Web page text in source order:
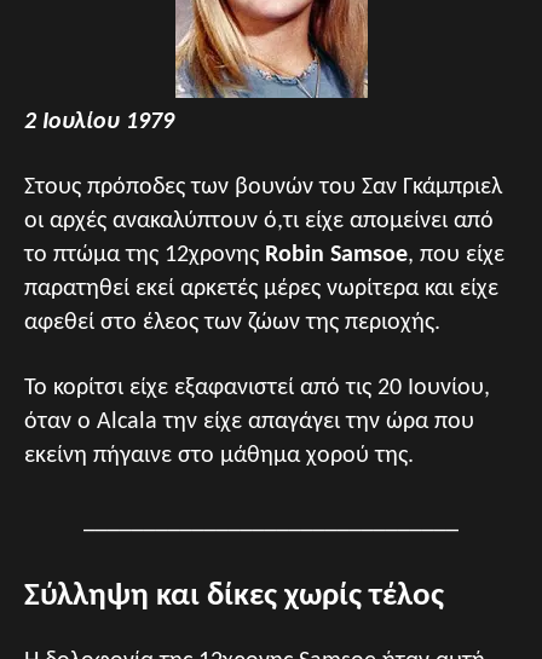
2 Ιουλίου 1979
Στους πρόποδες των βουνών του Σαν Γκάμπριελ
οι αρχές ανακαλύπτουν ό,τι είχε απομείνει από
το πτώμα της 12χρονης Robin Samsoe, που είχε
παρατηθεί εκεί αρκετές μέρες νωρίτερα και είχε
αφεθεί στο έλεος των ζώων της περιοχής.
Το κορίτσι είχε εξαφανιστεί από τις 20 Ιουνίου,
όταν ο Alcala την είχε απαγάγει την ώρα που
εκείνη πήγαινε στο μάθημα χορού της.
Σύλληψη και δίκες χωρίς τέλος